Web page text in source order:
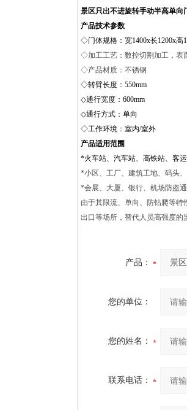
景区只出不进旋转手动半高单向
产品技术参数
◇门体规格：宽1400x长1200x高
◇加工工艺：数控切割加工，表
◇产品材质：不锈钢
◇转臂长度：550mm
◇通行宽度：600mm
◇通行方式：单向
◇工作环境：室内/室外
产品适用范围
*火车站、汽车站、高铁站、客
*小区、工厂、建筑工地、码头
*会展、大厦、银行、机场防盗
由于其限流、单向、防钻爬等
出口等场所，替代人员高强度的
产品：
您的单位：
您的姓名：
联系电话：